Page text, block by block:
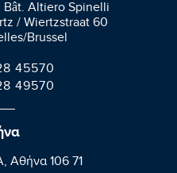
Altiero Spinelli
/ Wiertzstraat 60
Brussel
45570
49570
Aθήνα 106 71